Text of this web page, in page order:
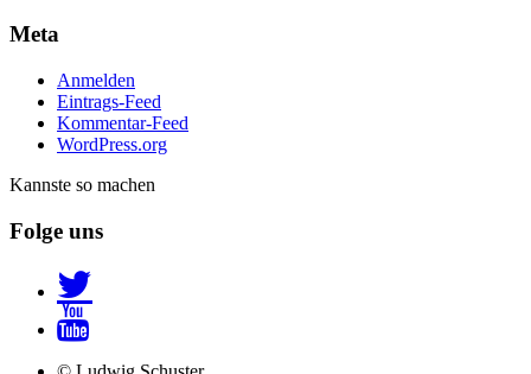
Meta
Anmelden
Eintrags-Feed
Kommentar-Feed
WordPress.org
Kannste so machen
Folge uns